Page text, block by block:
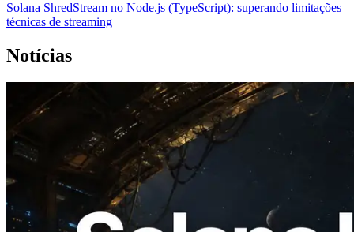
Solana ShredStream no Node.js (TypeScript): superando limitações
técnicas de streaming
Notícias